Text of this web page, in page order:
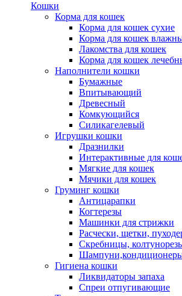
Кошки
Корма для кошек
Корма для кошек сухие
Корма для кошек
Лакомства для кошек
Корма для кошек
Наполнители кошки
Бумажные
Впитывающий
Древесный
Комкующийся
Силикагелевый
Игрушки кошки
Дразнилки
Интерактивные для
Мягкие для кошек
Мячики для кошек
Груминг кошки
Антицарапки
Когтерезы
Машинки для стрижки
Расчески, щетки,
Скребницы,
Гигиена кошки
Ликвидаторы запаха
Спреи отпугивающие